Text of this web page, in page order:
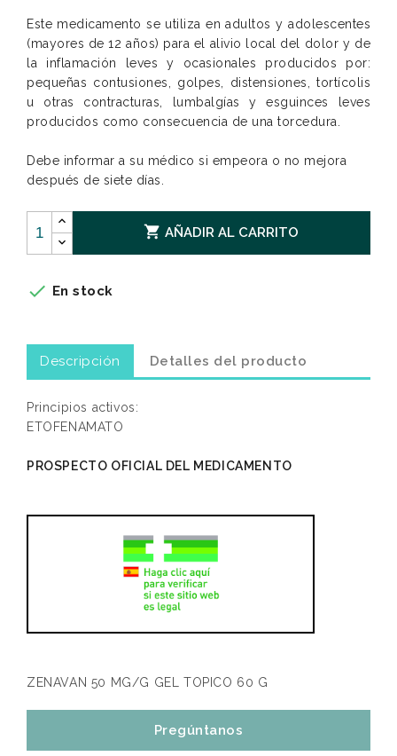
Este medicamento se utiliza en adultos y adolescentes
(mayores de 12 años) para el alivio local del dolor y de
la inflamación leves y ocasionales producidos por:
pequeñas contusiones, golpes, distensiones, tortícolis
u otras contracturas, lumbalgías y esguinces leves
producidos como consecuencia de una torcedura.
Debe informar a su médico si empeora o no mejora
después de siete días.
 AÑADIR AL CARRITO
 En stock
Descripción Detalles del producto
Principios activos:
ETOFENAMATO
PROSPECTO OFICIAL DEL MEDICAMENTO
ZENAVAN 50 MG/G GEL TOPICO 60 G
Pregúntanos